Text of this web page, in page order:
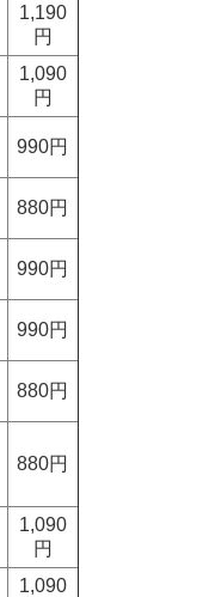
1,190
円
1,090
円
990円
880円
990円
990円
880円
880円
1,090
円
1,090